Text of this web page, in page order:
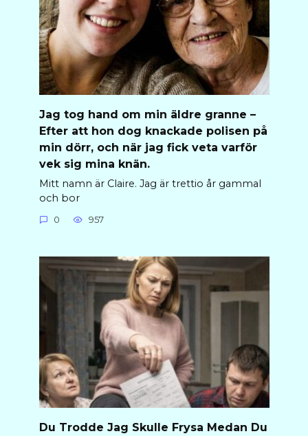
Jag tog hand om min äldre granne –
Efter att hon dog knackade polisen på
min dörr, och när jag fick veta varför
vek sig mina knän.
Mitt namn är Claire. Jag är trettio år gammal
och bor
0 957
Du Trodde Jag Skulle Frysa Medan Du